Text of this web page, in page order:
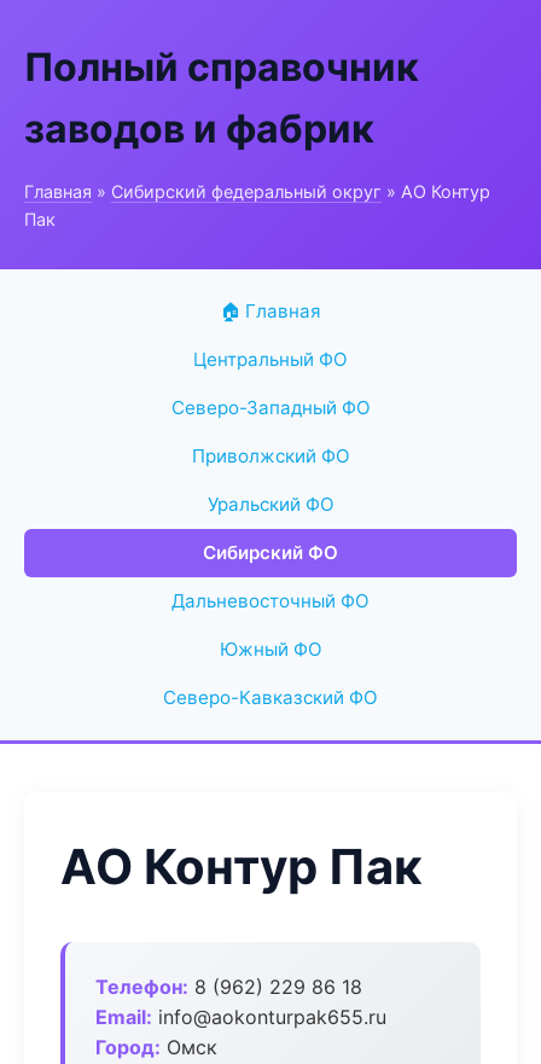
Полный справочник
заводов и фабрик
Главная » Сибирский федеральный округ » АО Контур
Пак
🏠 Главная
Центральный ФО
Северо-Западный ФО
Приволжский ФО
Уральский ФО
Сибирский ФО
Дальневосточный ФО
Южный ФО
Северо-Кавказский ФО
АО Контур Пак
Телефон: 8 (962) 229 86 18
Email: info@aokonturpak655.ru
Город: Омск